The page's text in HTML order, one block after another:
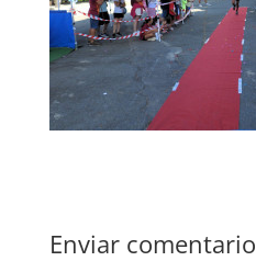
Enviar comentario